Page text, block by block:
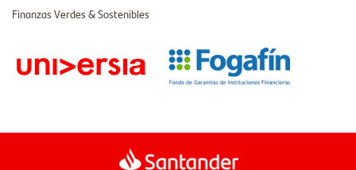
Finanzas Verdes & Sostenibles